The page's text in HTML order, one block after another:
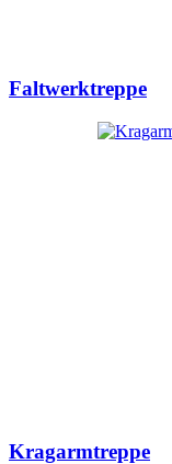
Faltwerktreppe
Kragarmtreppe